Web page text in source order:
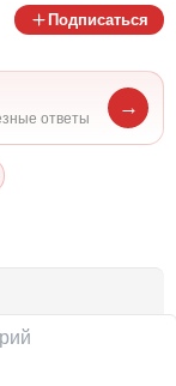
Подписаться
ответы
→